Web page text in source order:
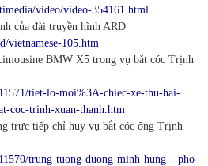
video/video-354161.html
của đài truyền hình ARD
vietnamese-105.htm
BMW X5 trong vụ bắt cóc Trịnh
tiet-lo-moi%3A-chiec-xe-thu-hai-
coc-trinh-xuan-thanh.htm
trực tiếp chỉ huy vụ bắt cóc ông Trịnh
trung-tuong-duong-minh-hung---pho-